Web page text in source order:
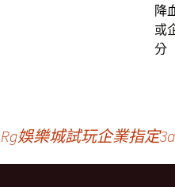
降
或
分
Rg娛樂城試玩企業指定